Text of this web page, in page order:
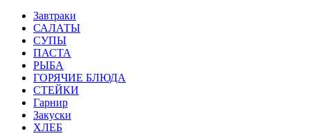
Завтраки
САЛАТЫ
СУПЫ
ПАСТА
РЫБА
ГОРЯЧИЕ БЛЮДА
СТЕЙКИ
Гарнир
Закуски
ХЛЕБ